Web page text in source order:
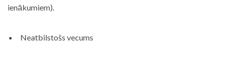
ienākumiem).
Neatbilstošs vecums